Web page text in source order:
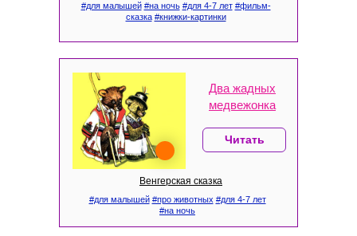
#для малышей #на ночь #для 4-7 лет #фильм-
сказка #книжки-картинки
Два жадных
медвежонка
Венгерская сказка
Читать
#для малышей #про животных #для 4-7 лет
#на ночь